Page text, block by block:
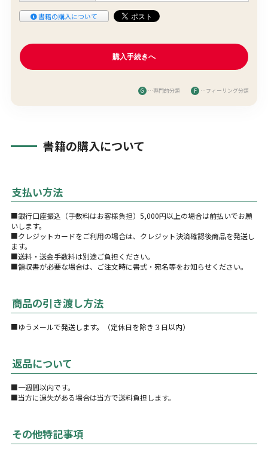
書籍の購入について
G …専門的分類 F …フィーリング分類
書籍の購入について
支払い方法
■銀行口座振込（手数料はお客様負担）5,000円以上の場合は前払いでお願
いします。
■クレジットカードをご利用の場合は、クレジット決済確認後商品を発送し
ます。
■送料・送金手数料は別途ご負担ください。
■領収書が必要な場合は、ご注文時に書式・宛名等をお知らせください。
商品の引き渡し方法
■ゆうメールで発送します。（定休日を除き３日以内）
返品について
■一週間以内です。
■当方に過失がある場合は当方で送料負担します。
その他特記事項